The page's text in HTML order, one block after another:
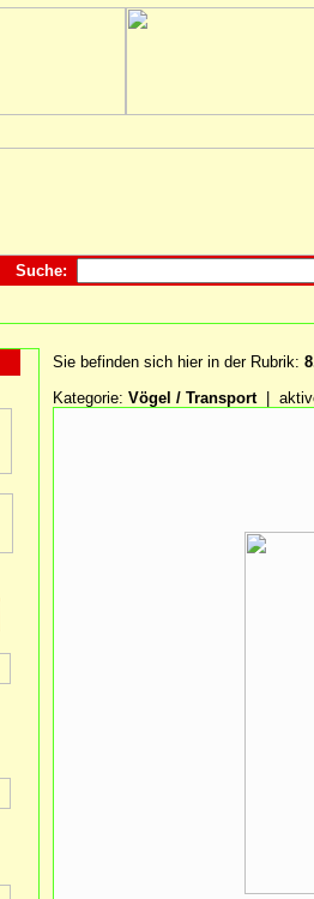
Suche:
Sie befinden sich hier in der Rubrik:
Kategorie: Vögel / Transport|